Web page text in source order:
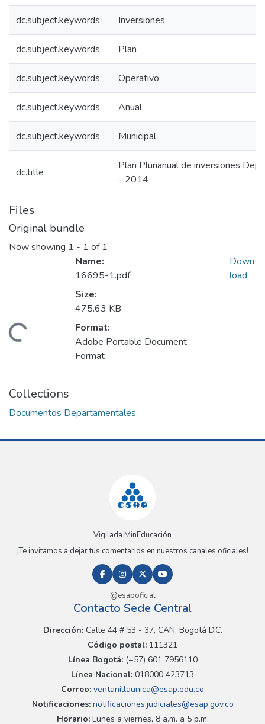
dc.subject.keywords Inversiones
dc.subject.keywords Plan
dc.subject.keywords Operativo
dc.subject.keywords Anual
dc.subject.keywords Municipal
dc.title
Plan Plurianual de inversiones
- 2014
Files
Original bundle
Now showing 1 - 1 of 1
Loading...
Name:
16695-1.pdf
Size:
475.63 KB
Format:
Adobe Portable Document
Format
Down
load
Collections
Documentos Departamentales
Vigilada MinEducación
¡Te invitamos a dejar tus comentarios en nuestros canales oficiales!
@esapoficial
Contacto Sede Central
Dirección:Calle 44 # 53 - 37, CAN, Bogotá D.C.
Código postal: 111321
Línea Bogotá:(+57) 601 7956110
Línea Nacional: 018000 423713
Correo: ventanillaunica@esap.edu.co
Notificaciones:notificaciones.judiciales@esap.gov.co
Horario:Lunes a viernes, 8 a.m. a 5 p.m.